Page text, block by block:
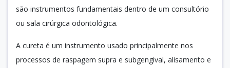
são instrumentos fundamentais dentro de um consultório
ou sala cirúrgica odontológica.
A cureta é um instrumento usado principalmente nos
processos de raspagem supra e subgengival, alisamento e